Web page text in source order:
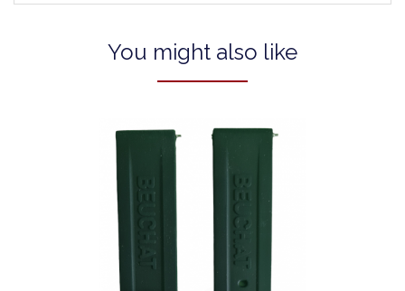
You might also like